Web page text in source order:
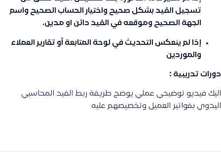
تسجيل القيد بشكل صحيح واختيار الحساب الصحيح واسم
الجهة الصحيح وموقعه في القيد دائن او مدين.
إذا لم ينعكس التحديث في لوحة المتابعة أو تقارير العملاء
والموردين
دورات تدريبية :
اليك فيديو توضيحي عملي يوضح طريقة ربط القيد المحاسبي
اليدوي بفواتير العميل وتخصيصهم عليه